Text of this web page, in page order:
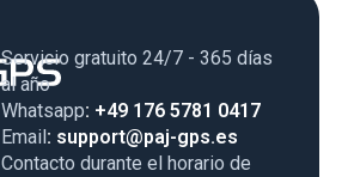
Servicio gratuito 24/7 - 365 días
al año
Whatsapp: +49 176 5781 0417
Email: support@paj-gps.es
Contacto durante el horario de